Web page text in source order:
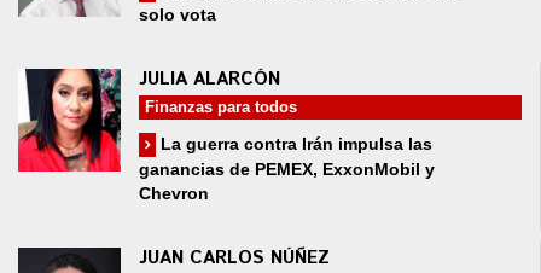
solo vota
JULIA ALARCÓN
Finanzas para todos
La guerra contra Irán impulsa las
ganancias de PEMEX, ExxonMobil y
Chevron
JUAN CARLOS NÚÑEZ